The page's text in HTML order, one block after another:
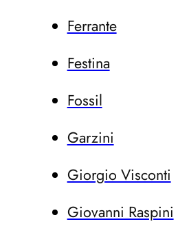
Ferrante
Festina
Fossil
Garzini
Giorgio Visconti
Giovanni Raspini